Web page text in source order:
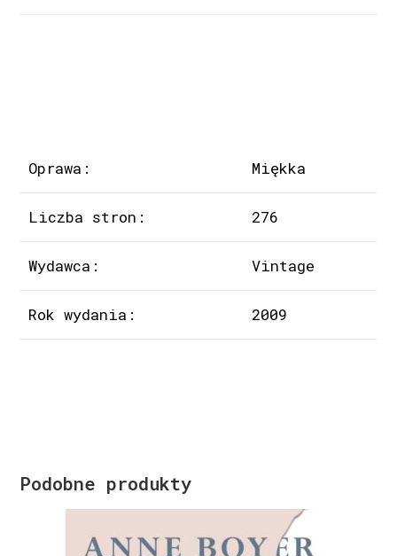
Oprawa: Miękka
Liczba stron: 276
Wydawca: Vintage
Rok wydania: 2009
Podobne produkty